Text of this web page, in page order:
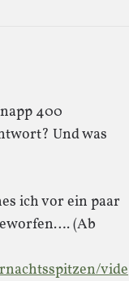
400
Und was
ich vor ein paar
(Ab
vide